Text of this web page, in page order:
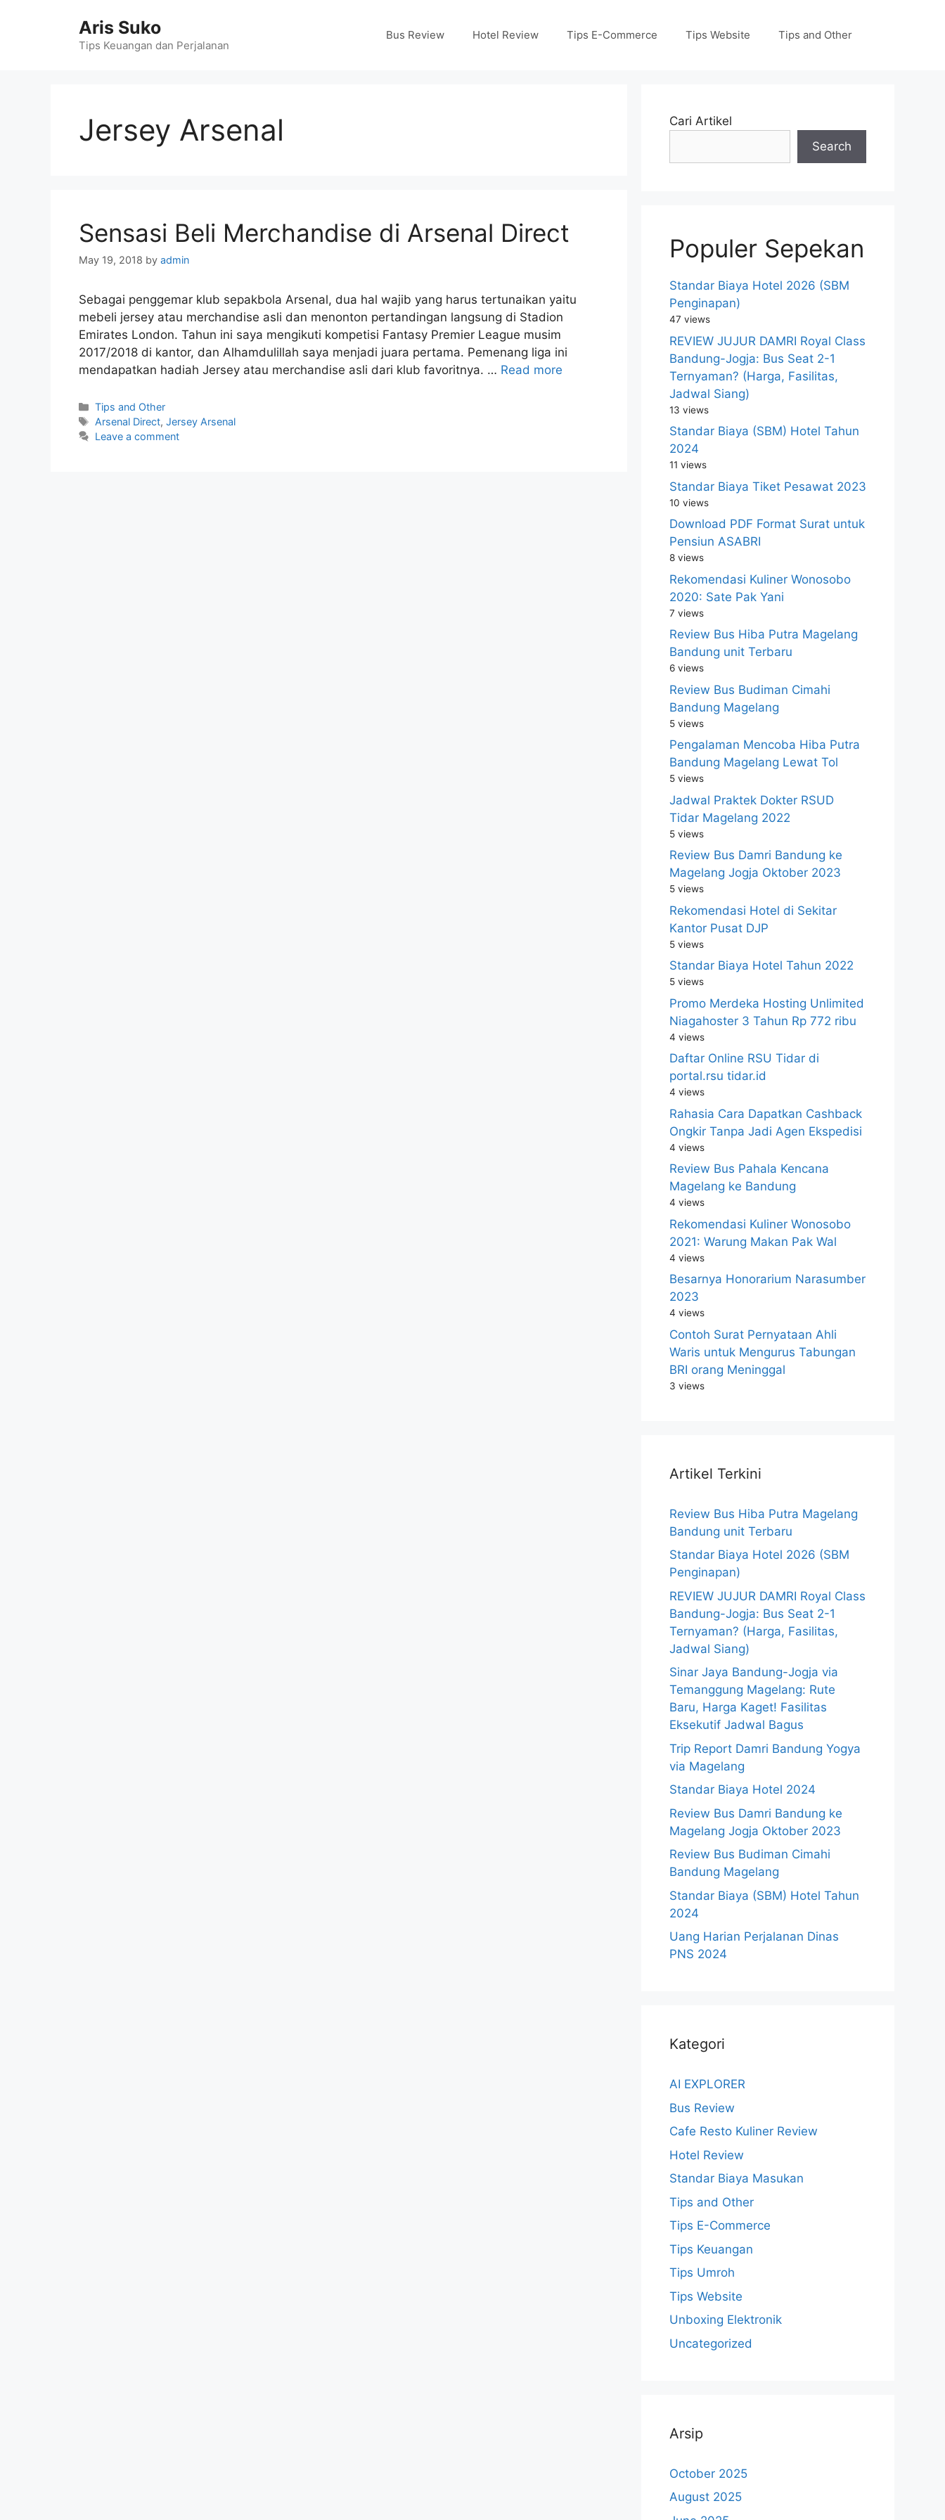
Aris Suko
Tips Keuangan dan Perjalanan
Bus Review Hotel Review Tips E-Commerce Tips Website Tips and Other
Jersey Arsenal
Sensasi Beli Merchandise di Arsenal Direct
May 19, 2018 by admin
Sebagai penggemar klub sepakbola Arsenal, dua hal wajib yang harus tertunaikan yaitu
mebeli jersey atau merchandise asli dan menonton pertandingan langsung di Stadion
Emirates London. Tahun ini saya mengikuti kompetisi Fantasy Premier League musim
2017/2018 di kantor, dan Alhamdulillah saya menjadi juara pertama. Pemenang liga ini
mendapatkan hadiah Jersey atau merchandise asli dari klub favoritnya. … Read more
Categories
Tips and Other
Tags
Arsenal Direct,Jersey Arsenal
Leave a comment
Cari Artikel
Search
Populer Sepekan
Standar Biaya Hotel 2026 (SBM
Penginapan)
47 views
REVIEW JUJUR DAMRI Royal Class
Bandung-Jogja: Bus Seat 2-1
Ternyaman? (Harga, Fasilitas,
Jadwal Siang)
13 views
Standar Biaya (SBM) Hotel Tahun
2024
11 views
Standar Biaya Tiket Pesawat 2023
10 views
Download PDF Format Surat untuk
Pensiun ASABRI
8 views
Rekomendasi Kuliner Wonosobo
2020: Sate Pak Yani
7 views
Review Bus Hiba Putra Magelang
Bandung unit Terbaru
6 views
Review Bus Budiman Cimahi
Bandung Magelang
5 views
Pengalaman Mencoba Hiba Putra
Bandung Magelang Lewat Tol
5 views
Jadwal Praktek Dokter RSUD
Tidar Magelang 2022
5 views
Review Bus Damri Bandung ke
Magelang Jogja Oktober 2023
5 views
Rekomendasi Hotel di Sekitar
Kantor Pusat DJP
5 views
Standar Biaya Hotel Tahun 2022
5 views
Promo Merdeka Hosting Unlimited
Niagahoster 3 Tahun Rp 772 ribu
4 views
Daftar Online RSU Tidar di
portal.rsu tidar.id
4 views
Rahasia Cara Dapatkan Cashback
Ongkir Tanpa Jadi Agen Ekspedisi
4 views
Review Bus Pahala Kencana
Magelang ke Bandung
4 views
Rekomendasi Kuliner Wonosobo
2021: Warung Makan Pak Wal
4 views
Besarnya Honorarium Narasumber
2023
4 views
Contoh Surat Pernyataan Ahli
Waris untuk Mengurus Tabungan
BRI orang Meninggal
3 views
Artikel Terkini
Review Bus Hiba Putra Magelang
Bandung unit Terbaru
Standar Biaya Hotel 2026 (SBM
Penginapan)
REVIEW JUJUR DAMRI Royal Class
Bandung-Jogja: Bus Seat 2-1
Ternyaman? (Harga, Fasilitas,
Jadwal Siang)
Sinar Jaya Bandung-Jogja via
Temanggung Magelang: Rute
Baru, Harga Kaget! Fasilitas
Eksekutif Jadwal Bagus
Trip Report Damri Bandung Yogya
via Magelang
Standar Biaya Hotel 2024
Review Bus Damri Bandung ke
Magelang Jogja Oktober 2023
Review Bus Budiman Cimahi
Bandung Magelang
Standar Biaya (SBM) Hotel Tahun
2024
Uang Harian Perjalanan Dinas
PNS 2024
Kategori
AI EXPLORER
Bus Review
Cafe Resto Kuliner Review
Hotel Review
Standar Biaya Masukan
Tips and Other
Tips E-Commerce
Tips Keuangan
Tips Umroh
Tips Website
Unboxing Elektronik
Uncategorized
Arsip
October 2025
August 2025